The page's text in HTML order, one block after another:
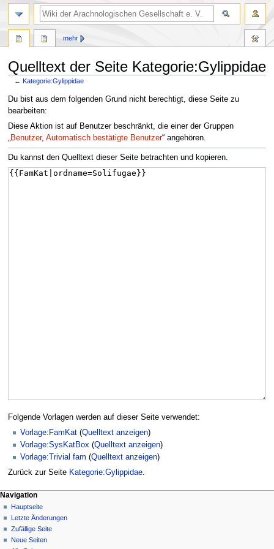
Quelltext der Seite Kategorie:Gylippidae
←Kategorie:Gylippidae
Zur
Navigation
springen
Zur
Suche
springen
Du bist aus dem folgenden Grund nicht berechtigt, diese Seite zu
bearbeiten:
Diese Aktion ist auf Benutzer beschränkt, die einer der Gruppen
„Benutzer, Automatisch bestätigte Benutzer“ angehören.
Du kannst den Quelltext dieser Seite betrachten und kopieren.
Folgende Vorlagen werden auf dieser Seite verwendet:
Vorlage:FamKat (Quelltext anzeigen)
Vorlage:SysKatBox (Quelltext anzeigen)
Vorlage:Trivial fam (Quelltext anzeigen)
Zurück zur Seite Kategorie:Gylippidae.
mehr
Navigation
Hauptseite
Letzte Änderungen
Zufällige Seite
Neue Seiten